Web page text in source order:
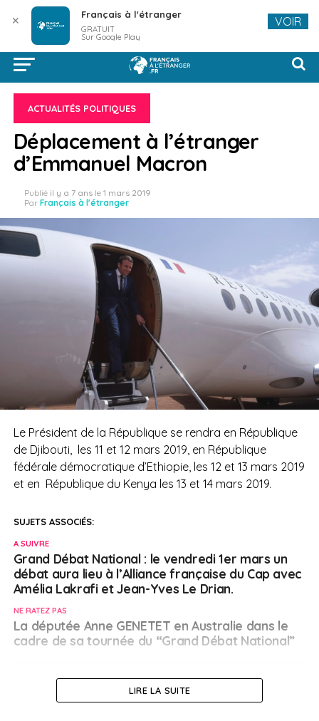
ACTUALITÉS POLITIQUES
Déplacement à l’étranger
d’Emmanuel Macron
Publié il y a 7 ans le 1 mars 2019
Par Français à l'étranger
Le Président de la République se rendra en République
de Djibouti, les 11 et 12 mars 2019, en République
fédérale démocratique d’Ethiopie, les 12 et 13 mars 2019
et en République du Kenya les 13 et 14 mars 2019.
SUJETS ASSOCIÉS:
A SUIVRE
Grand Débat National : le vendredi 1er mars un
débat aura lieu à l’Alliance française du Cap avec
Amélia Lakrafi et Jean-Yves Le Drian.
NE RATEZ PAS
La députée Anne GENETET en Australie dans le
cadre de sa tournée du “Grand Débat National”
Français à l'étranger
LIRE LA SUITE
✕ Français à l'étranger
GRATUIT
Sur Google Play
VOIR